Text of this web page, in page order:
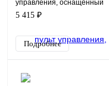
управления, оснащённый
индикацией в виде красной
5 415 ₽
Подробнее